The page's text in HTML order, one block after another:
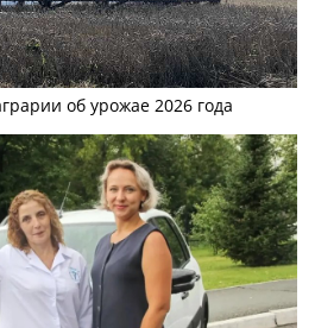
об урожае 2026 года